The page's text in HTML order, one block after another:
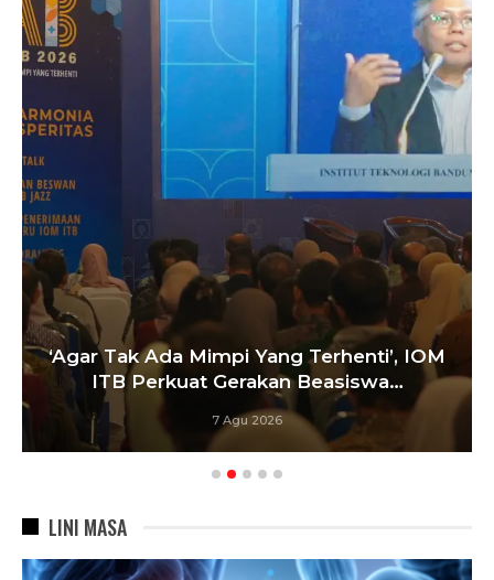
‘Agar Tak Ada Mimpi Yang Terhenti’, IOM
ITB Perkuat Gerakan Beasiswa…
7 Agu 2026
LINI MASA